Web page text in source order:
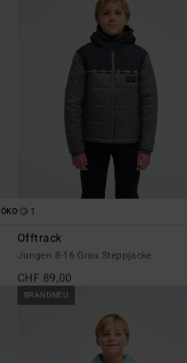
ÖKO 1
Offtrack
Jungen 8-16 Grau Steppjacke
CHF 89,00
BRANDNEU